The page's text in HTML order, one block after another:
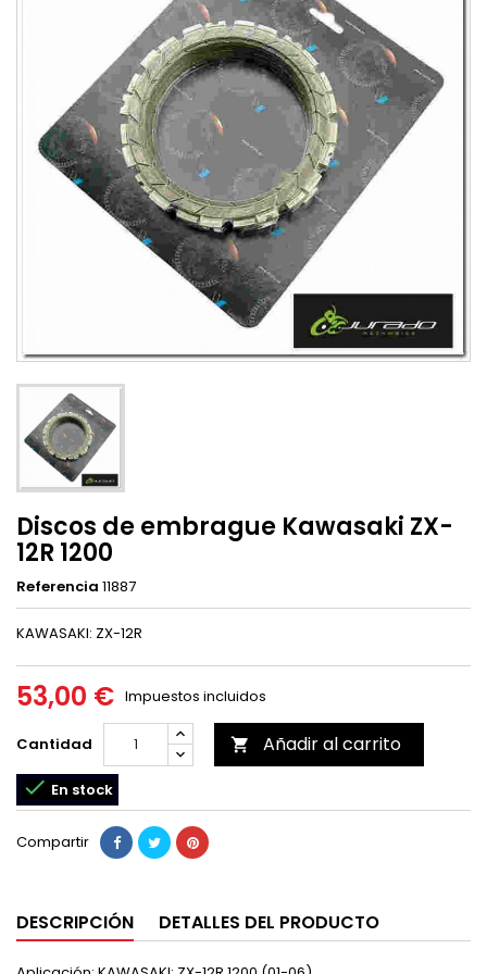
Discos de embrague Kawasaki ZX-
12R 1200
Referencia 11887
KAWASAKI: ZX-12R
53,00 € Impuestos incluidos
Cantidad  Añadir al carrito
 En stock
Compartir
DESCRIPCIÓN DETALLES DEL PRODUCTO